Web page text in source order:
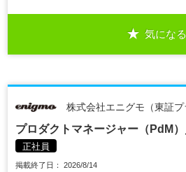
気になる
株式会社エニグモ（東証プ
プロダクトマネージャー（PdM
正社員
掲載終了日： 2026/8/14